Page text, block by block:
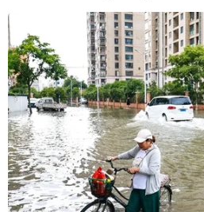
Dầu vón cục trên bãi biển.
Ông Nguyễn Văn Dũng,
Nhân dân huyện Bình Đại,
biết từ ngày 10/4 đến nay,
hiện nhiều vết dầu loang